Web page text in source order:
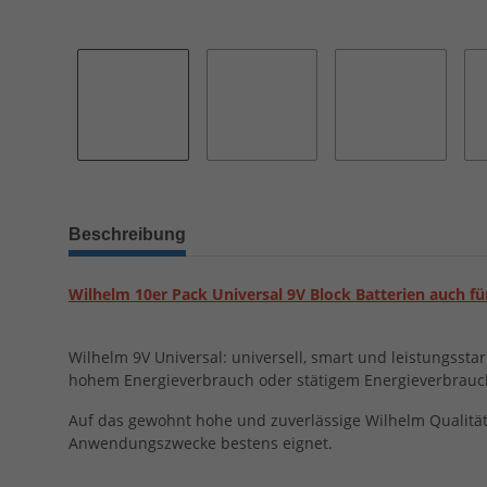
Beschreibung
Wilhelm 10er Pack Universal 9V Block Batterien auch
Wilhelm 9V Universal: universell, smart und
hohem Energieverbrauch oder stätigem
Auf das gewohnt hohe und zuverlässige Wilhelm
Anwendungszwecke bestens eignet.